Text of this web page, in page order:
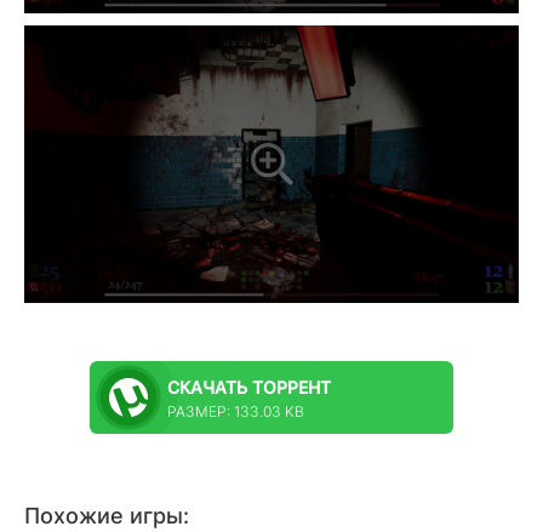
СКАЧАТЬ ТОРРЕНТ
РАЗМЕР: 133.03 KB
Похожие игры: